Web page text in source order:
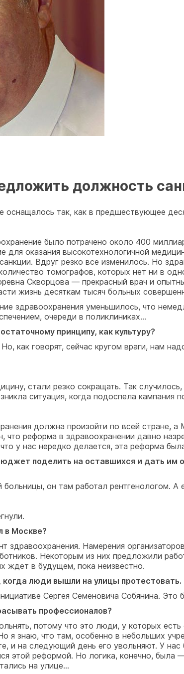
должность
так, как в предшествующее
было потрачено около 400
для оказания высокотехнологичной
Вдруг резко все изменилось. Но
томографов, которых нет ни в
Скворцова — прекрасный врач и
жизнь десяткам тысяч больных
здравоохранения уменьшилось, что
очереди в поликлиниках...
принципу, как культуру?
как говорят, сейчас кругом враги, нам
стали резко сокращать. Так случилось,
ситуация, когда подоспела кампания
должна произойти по всей стране, а
реформа в здравоохранении давно
у нас нередко делается, эта реформа
поделить на оставшихся и дать им
он там работал рентгенологом.
в Москве?
Намерения
Некоторым из них предложили
ждет в будущем, пока неизвестно.
люди вышли на улицы протестовать.
Сергея Семеновича Собянина. Это
профессионалов?
потому что это люди, у которых
я знаю, что там, особенно в небольших
и на следующий день его увольняют. У
этой реформой. Но логика, конечно,
на улице...